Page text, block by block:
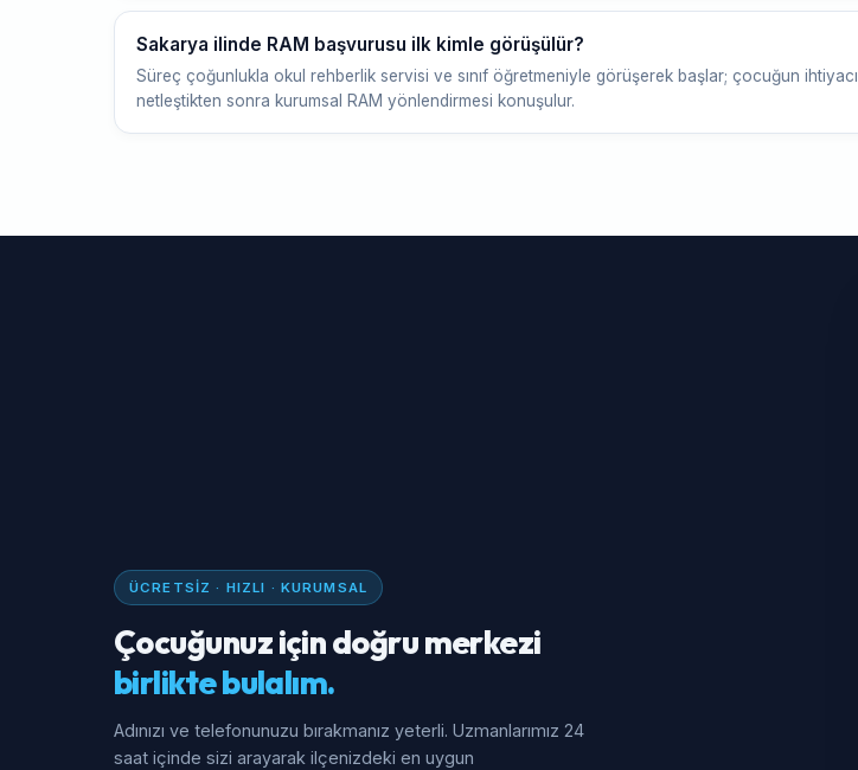
Sakarya ilinde RAM başvurusu ilk kimle görüşülür?
Süreç çoğunlukla okul rehberlik servisi ve sınıf öğretmeniyle görüşerek başlar; çocuğun ihtiyacı
netleştikten sonra kurumsal RAM yönlendirmesi konuşulur.
ÜCRETSIZ · HIZLI · KURUMSAL
Çocuğunuz için doğru merkezi
birlikte bulalım.
Adınızı ve telefonunuzu bırakmanız yeterli. Uzmanlarımız 24
saat içinde sizi arayarak ilçenizdeki en uygun